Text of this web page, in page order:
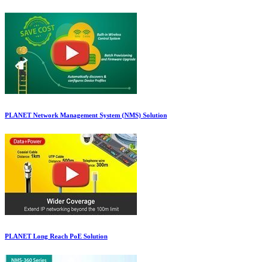
PLANET Network Management System (NMS) Solution
PLANET Long Reach PoE Solution